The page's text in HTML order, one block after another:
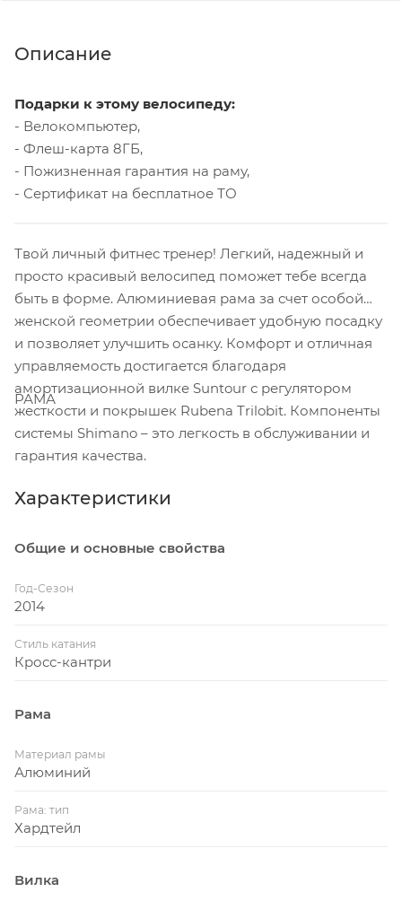
Описание
Подарки к этому велосипеду:
- Велокомпьютер,
- Флеш-карта 8ГБ,
- Пожизненная гарантия на раму,
- Сертификат на бесплатное ТО
Твой личный фитнес тренер! Легкий, надежный и
просто красивый велосипед поможет тебе всегда
быть в форме. Алюминиевая рама за счет особой
женской геометрии обеспечивает удобную посадку
и позволяет улучшить осанку. Комфорт и отличная
управляемость достигается благодаря
амортизационной вилке Suntour с регулятором
жесткости и покрышек Rubena Trilobit. Компоненты
системы Shimano – это легкость в обслуживании и
гарантия качества.
РАМА
Характеристики
Общие и основные свойства
Год-Сезон
2014
Стиль катания
Кросс-кантри
Рама
Материал рамы
Алюминий
Рама: тип
Хардтейл
Вилка